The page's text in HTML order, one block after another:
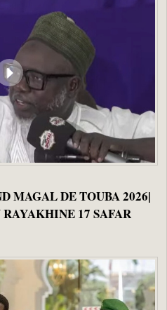
MAGAL DE TOUBA 2026|
17 SAFAR